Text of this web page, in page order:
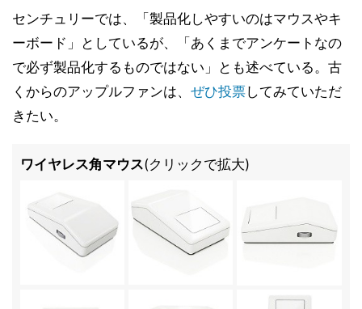
センチュリーでは、「製品化しやすいのはマウスやキ
ーボード」としているが、「あくまでアンケートなの
で必ず製品化するものではない」とも述べている。古
くからのアップルファンは、 ぜひ投票してみていただ
きたい。
ワイヤレス角マウス(クリックで拡大)